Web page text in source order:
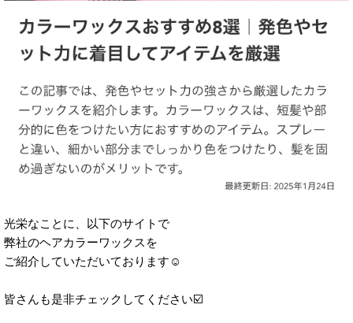
光栄なことに、以下のサイトで
弊社のヘアカラーワックスを
ご紹介していただいております☺️
皆さんも是非チェックしてください☑️